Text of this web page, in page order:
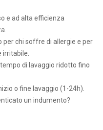
e ad alta efficienza
per chi soffre di allergie e per
di lavaggio ridotto fino
o fine lavaggio (1-24h).
un indumento?